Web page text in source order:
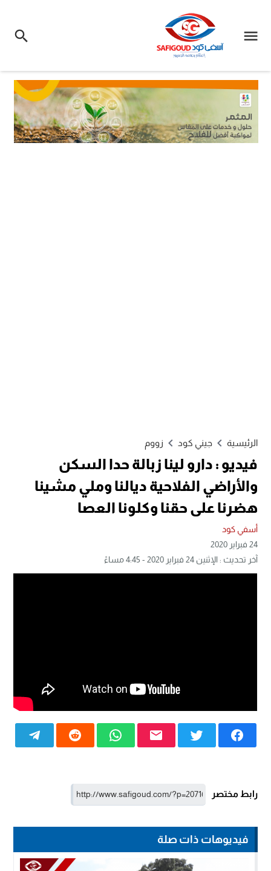
الرئيسية جيني كود زووم
فيديو : دارو لينا زبالة حدا السكن
والأراضي الفلاحية ديالنا وملي مشينا
هضرنا على حقنا وكلونا العصا
أسفي كود
24 فبراير 2020
آخر تحديث : الإثنين 24 فبراير 2020 - 4:45 مساءً
رابط مختصر
فيديوهات ذات صلة